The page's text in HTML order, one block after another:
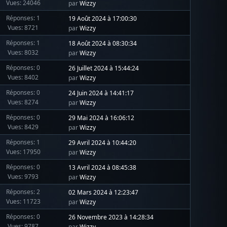
Vues: 24046 parWizzy
Réponses: 1
Vues: 8721
19 Août 2024 à 17:00:30
parWizzy
Réponses: 1
Vues: 8032
18 Août 2024 à 08:30:34
parWizzy
Réponses: 0
Vues: 8402
26 Juillet 2024 à 15:44:24
parWizzy
Réponses: 0
Vues: 8274
24 Juin 2024 à 14:41:17
parWizzy
Réponses: 0
Vues: 8429
29 Mai 2024 à 16:06:12
parWizzy
Réponses: 1
Vues: 17950
29 Avril 2024 à 10:44:20
parWizzy
Réponses: 0
Vues: 9793
13 Avril 2024 à 08:45:38
parWizzy
Réponses: 2
Vues: 11723
02 Mars 2024 à 12:23:47
parWizzy
Réponses: 0
26 Novembre 2023 à 14:28:34